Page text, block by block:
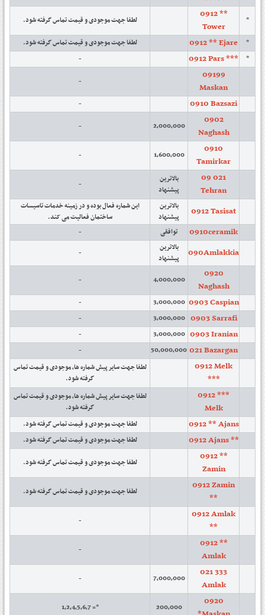
*
0912 **
Tower
لطفا جهت موجودی و قیمت تماس گرفته شود.
*
0912 ** Ejare
لطفا جهت موجودی و قیمت تماس گرفته شود.
*
0912 Pars ***
-
09199
Maskan
-
0910 Bazsazi
-
0902
Naghash
2,000,000
-
0910
Tamirkar
1,600,000
-
09 021
Tehran
بالاترین
پیشنهاد
-
0912 Tasisat
بالاترین
پیشنهاد
این شماره فعال بوده و در زمینه خدمات تاسیسات
ساختمان فعالیت می کند.
0910ceramik توافقی -
090Amlakkia
بالاترین
پیشنهاد
-
0920
Naghash
4,000,000
-
0903 Caspian
3,000,000
-
0903 Sarrafi
3,000,000
-
0903 Iranian
3,000,000
-
021 Bazargan
50,000,000
-
0912 Melk
***
لطفا جهت سایر پیش شماره ها، موجودی و قیمت تماس
گرفته شود.
0912 ***
Melk
لطفا جهت سایر پیش شماره ها، موجودی و قیمت تماس
گرفته شود.
0912 ** Ajans لطفا جهت موجودی و قیمت تماس گرفته شود.
0912 Ajans ** لطفا جهت موجودی و قیمت تماس گرفته شود.
0912 **
Zamin
لطفا جهت موجودی و قیمت تماس گرفته شود.
0912 Zamin
**
لطفا جهت موجودی و قیمت تماس گرفته شود.
0912 Amlak
**
-
0912 **
Amlak
-
021 333
Amlak
7,000,000
-
0920
200,000
*= 1,2,4,5,6,7